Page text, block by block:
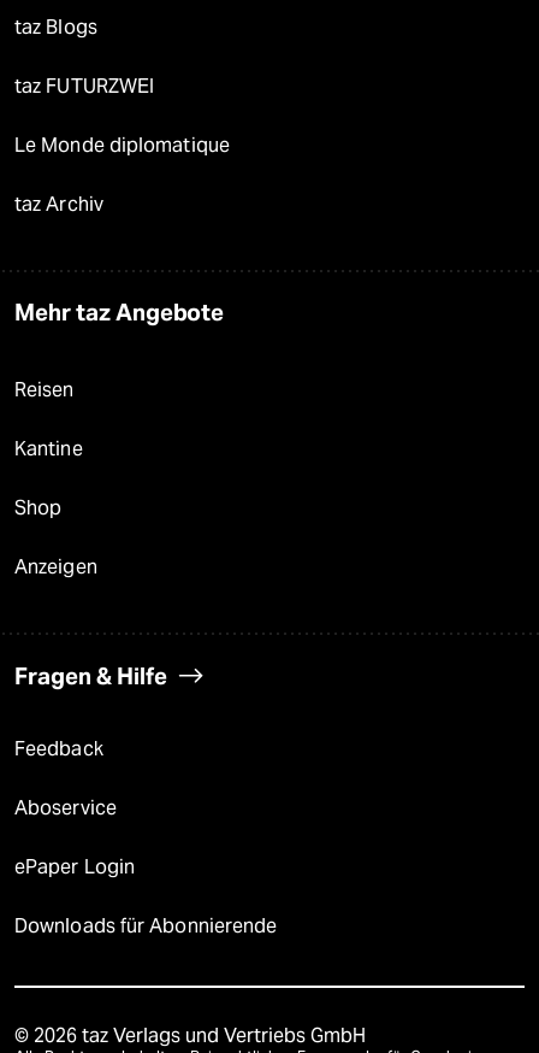
taz Blogs
taz FUTURZWEI
Le Monde diplomatique
taz Archiv
Mehr taz Angebote
Reisen
Kantine
Shop
Anzeigen
Fragen & Hilfe
Feedback
Aboservice
ePaper Login
Downloads für Abonnierende
© 2026 taz Verlags und Vertriebs GmbH